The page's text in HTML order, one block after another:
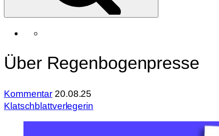
Über Regenbogenpresse
Kommentar 20.08.25
Klatschblattverlegerin